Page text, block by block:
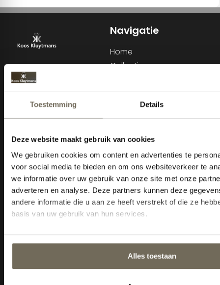
Navigatie
Home
Collectie
Merken
Outlet
Service
Sitemap
Cookiebeleid
Informatie
KVK: 18035105
BTW nr: NL800343232B01
Tel: 013-5284815
E-mail:
Info@kooskluytmans.nl
Openingstijden
Maandag:Gesloten